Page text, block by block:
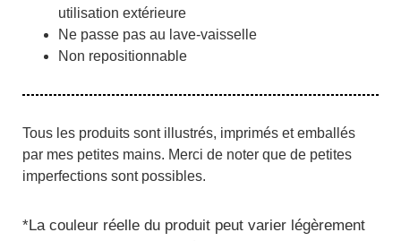
utilisation extérieure
Ne passe pas au lave-vaisselle
Non repositionnable
Tous les produits sont illustrés, imprimés et emballés
par mes petites mains. Merci de noter que de petites
imperfections sont possibles.
*La couleur réelle du produit peut varier légèrement